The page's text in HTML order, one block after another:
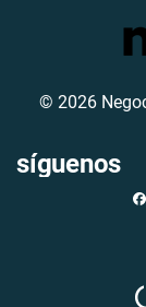
© 2026
síguenos